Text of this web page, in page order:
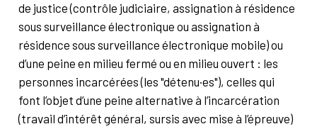
de justice (contrôle judiciaire, assignation à résidence
sous surveillance électronique ou assignation à
résidence sous surveillance électronique mobile) ou
d’une peine en milieu fermé ou en milieu ouvert : les
personnes incarcérées (les "détenu·es"), celles qui
font l’objet d’une peine alternative à l’incarcération
(travail d’intérêt général, sursis avec mise à l’épreuve)